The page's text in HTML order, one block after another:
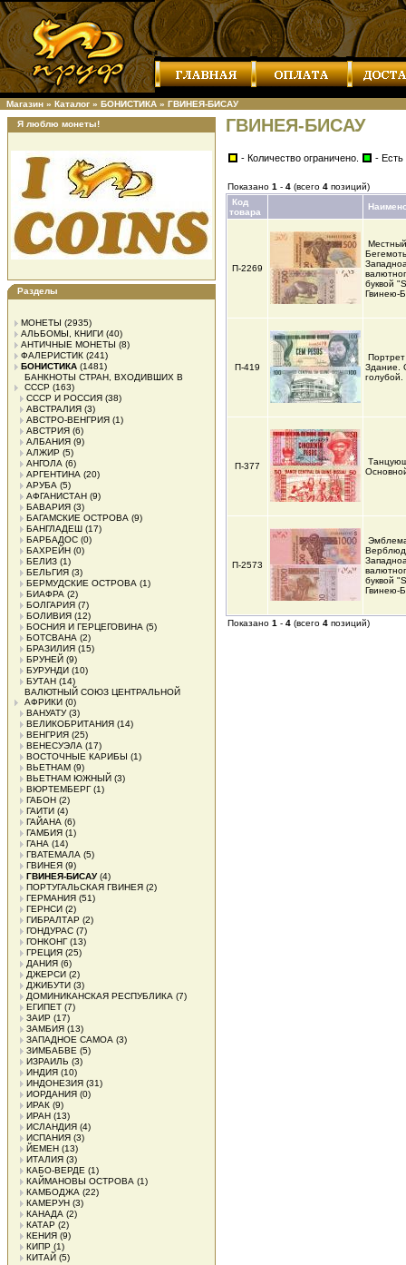
Магазин » Каталог » БОНИСТИКА » ГВИНЕЯ-БИСАУ
Я люблю монеты!
Разделы
МОНЕТЫ (2935)
АЛЬБОМЫ, КНИГИ (40)
АНТИЧНЫЕ МОНЕТЫ (8)
ФАЛЕРИСТИК (241)
БОНИСТИКА (1481)
БАНКНОТЫ СТРАН, ВХОДИВШИХ В
СССР (163)
СССР И РОССИЯ (38)
АВСТРАЛИЯ (3)
АВСТРО-ВЕНГРИЯ (1)
АВСТРИЯ (6)
АЛБАНИЯ (9)
АЛЖИР (5)
АНГОЛА (6)
АРГЕНТИНА (20)
АРУБА (5)
АФГАНИСТАН (9)
БАВАРИЯ (3)
БАГАМСКИЕ ОСТРОВА (9)
БАНГЛАДЕШ (17)
БАРБАДОС (0)
БАХРЕЙН (0)
БЕЛИЗ (1)
БЕЛЬГИЯ (3)
БЕРМУДСКИЕ ОСТРОВА (1)
БИАФРА (2)
БОЛГАРИЯ (7)
БОЛИВИЯ (12)
БОСНИЯ И ГЕРЦЕГОВИНА (5)
БОТСВАНА (2)
БРАЗИЛИЯ (15)
БРУНЕЙ (9)
БУРУНДИ (10)
БУТАН (14)
ВАЛЮТНЫЙ СОЮЗ ЦЕНТРАЛЬНОЙ
АФРИКИ (0)
ВАНУАТУ(3)
ВЕЛИКОБРИТАНИЯ (14)
ВЕНГРИЯ (25)
ВЕНЕСУЭЛА (17)
ВОСТОЧНЫЕ КАРИБЫ (1)
ВЬЕТНАМ (9)
ВЬЕТНАМ ЮЖНЫЙ (3)
ВЮРТЕМБЕРГ(1)
ГАБОН (2)
ГАИТИ (4)
ГАЙАНА (6)
ГАМБИЯ (1)
ГАНА (14)
ГВАТЕМАЛА (5)
ГВИНЕЯ (9)
ГВИНЕЯ-БИСАУ(4)
ПОРТУГАЛЬСКАЯ ГВИНЕЯ (2)
ГЕРМАНИЯ (51)
ГЕРНСИ (2)
ГИБРАЛТАР (2)
ГОНДУРАС (7)
ГОНКОНГ(13)
ГРЕЦИЯ (25)
ДАНИЯ (6)
ДЖЕРСИ (2)
ДЖИБУТИ (3)
ДОМИНИКАНСКАЯ РЕСПУБЛИКА (7)
ЕГИПЕТ (7)
ЗАИР (17)
ЗАМБИЯ (13)
ЗАПАДНОЕ САМОА (3)
ЗИМБАБВЕ (5)
ИЗРАИЛЬ (3)
ИНДИЯ (10)
ИНДОНЕЗИЯ (31)
ИОРДАНИЯ (0)
ИРАК (9)
ИРАН (13)
ИСЛАНДИЯ (4)
ИСПАНИЯ (3)
ЙЕМЕН (13)
ИТАЛИЯ (3)
КАБО-ВЕРДЕ (1)
КАЙМАНОВЫ ОСТРОВА (1)
КАМБОДЖА (22)
КАМЕРУН (3)
КАНАДА (2)
КАТАР (2)
КЕНИЯ (9)
КИПР (1)
КИТАЙ (5)
ГВИНЕЯ-БИСАУ
- Количество ограничено. - Есть
Показано 1 - 4 (всего 4 позиций)
Код
товара
П-2269
буквой
Гвинею-
П-419
Здание.
голубой.
П-377
П-2573
буквой
Гвинею-
Показано 1 - 4 (всего 4 позиций)